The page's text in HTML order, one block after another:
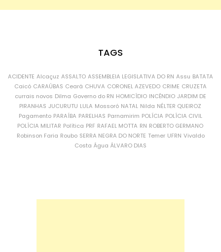
TAGS
ACIDENTE Alcaçuz ASSALTO ASSEMBLEIA LEGISLATIVA DO RN Assu BATATA
Caicó CARAÚBAS Ceará CHUVA CORONEL AZEVEDO CRIME CRUZETA
currais novos Dilma Governo do RN HOMICÍDIO INCÊNDIO JARDIM DE
PIRANHAS JUCURUTU LULA Mossoró NATAL Nilda NÉLTER QUEIROZ
Pagamento PARAÍBA PARELHAS Parnamirim POLÍCIA POLÍCIA CIVIL
POLÍCIA MILITAR Política PRF RAFAEL MOTTA RN ROBERTO GERMANO
Robinson Faria Roubo SERRA NEGRA DO NORTE Temer UFRN Vivaldo
Costa Água ÁLVARO DIAS